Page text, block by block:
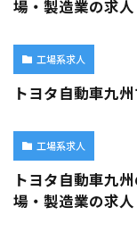
場・製造業の求人
工場系求人
トヨタ自動車九
工場系求人
トヨタ自動車九
場・製造業の求人